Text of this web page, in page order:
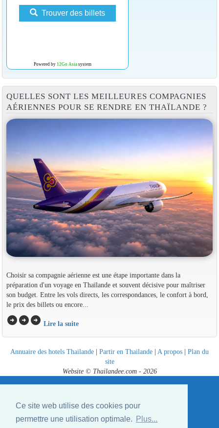
Ce site web utilise des cookies pour
permettre une utilisation optimale.
Plus...
Trouver des billets
Powered by 12Go Asiasystem
QUELLES SONT LES MEILLEURES COMPAGNIES
AÉRIENNES POUR SE RENDRE EN THAÏLANDE ?
Choisir sa compagnie aérienne est une étape importante dans la
préparation d'un voyage en Thaïlande et souvent décisive pour maîtriser
son budget. Entre les vols directs, les correspondances, le confort à bord,
le prix des billets ou encore...
arrow_circle_rightarrow_circle_rightarrow_circle_right Lire la suite
Annuaire des hotels Thailande | Partir en Thailande | A propos | Plan du
site
Website © Thailandee.com - 2026